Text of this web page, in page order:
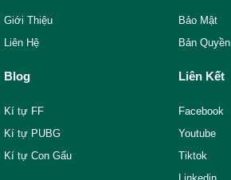
Giới Thiệu
Liên Hệ
Bảo Mật
Bản Quyền
Blog
Kí tự FF
Kí tự PUBG
Kí tự Con Gấu
Liên Kết
Facebook
Youtube
Tiktok